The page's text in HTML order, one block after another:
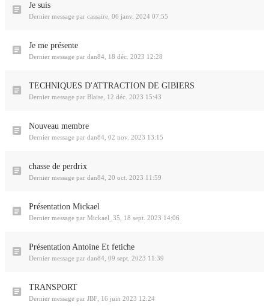
Je suis
Dernier message par cassaire 06 janv. 2024 07:55
Je me présente
Dernier message par dan84 18 déc. 2023 12:28
TECHNIQUES D'ATTRACTION DE GIBIERS
Dernier message par Blaise 12 déc. 2023 15:43
Nouveau membre
Dernier message par dan84 02 nov. 2023 13:15
chasse de perdrix
Dernier message par dan84 20 oct. 2023 11:59
Présentation Mickael
Dernier message par Mickael_35 18 sept. 2023 14:06
Présentation Antoine Et fetiche
Dernier message par dan84 09 sept. 2023 11:39
TRANSPORT
Dernier message par JBF 16 juin 2023 12:24